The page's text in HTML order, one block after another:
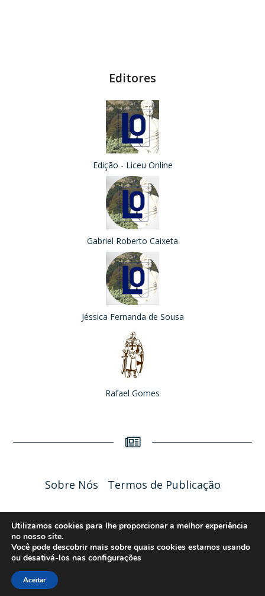
Editores
Edição - Liceu Online
Gabriel Roberto Caixeta
Jéssica Fernanda de Sousa
Rafael Gomes
Sobre Nós Termos de Publicação
Liceu Online 2026 - Política de Privacidade
Utilizamos cookies para lhe proporcionar a melhor experiência
no nosso site.
Você pode descobrir mais sobre quais cookies estamos usando
ou desativá-los nas configurações
Aceitar